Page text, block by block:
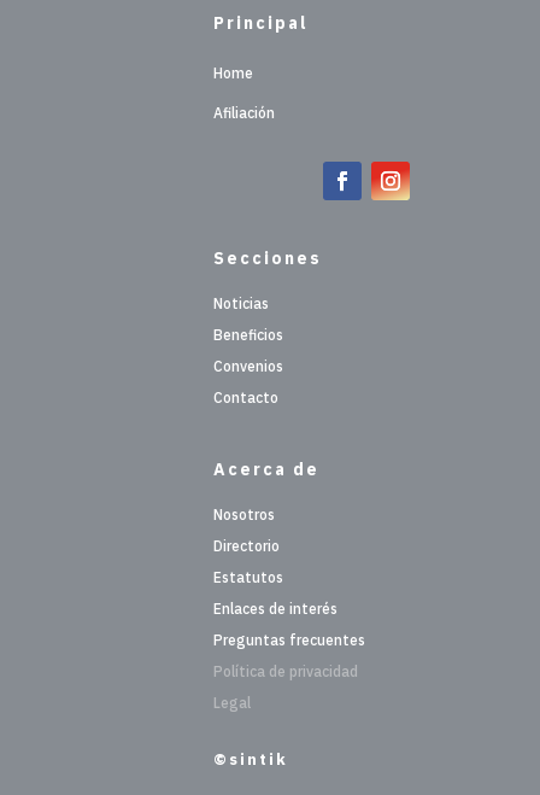
Principal
Home
Afiliación
Secciones
Noticias
Beneficios
Convenios
Contacto
Acerca de
Nosotros
Directorio
Estatutos
Enlaces de interés
Preguntas frecuentes
Política de privacidad
Legal
©sintik